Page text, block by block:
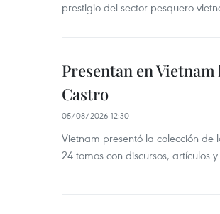
prestigio del sector pesquero
Presentan en
Castro
05/08/2026 12:30
Vietnam presentó la colección de
24 tomos con discursos, artículos